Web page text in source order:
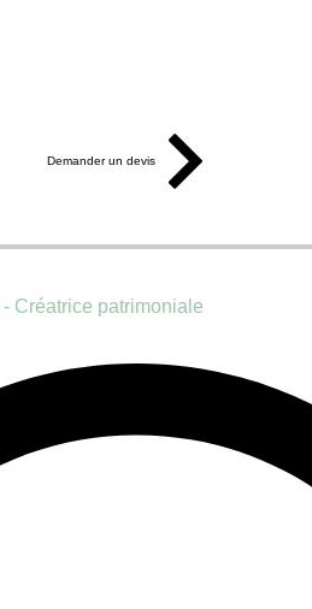
Demander un devis
- Créatrice patrimoniale